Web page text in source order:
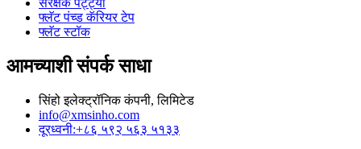
संरक्षक पट्ट्या
फ्लॅट पंच्ड कॅरियर टेप
फ्लॅट स्टॉक
आमच्याशी संपर्क साधा
सिंहो इलेक्ट्रॉनिक कंपनी, लिमिटेड
info@xmsinho.com
दूरध्वनी:+८६ ५९२ ५६३ ५१३३